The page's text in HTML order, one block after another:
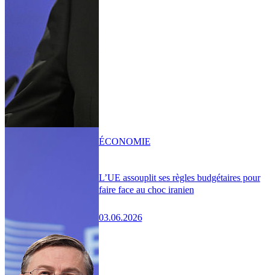
L’UE assouplit ses règles budgétaires pour
faire face au choc iranien
03.06.2026
ÉCONOMIE